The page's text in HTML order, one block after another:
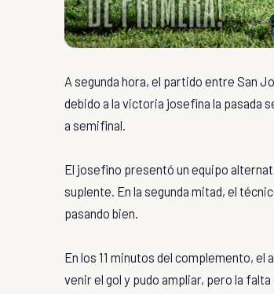
A segunda hora, el partido entre San
debido a la victoria josefina la pasada
a semifinal.
El josefino presentó un equipo
suplente. En la segunda mitad, el
pasando bien.
En los 11 minutos del complemento, el
venir el gol y pudo ampliar, pero la